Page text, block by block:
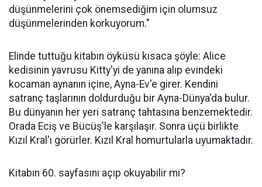
düşünmelerini çok önemsediğim için olumsuz
düşünmelerinden korkuyorum."
Elinde tuttuğu kitabın öyküsü kısaca şöyle: Alice
kedisinin yavrusu Kitty'yi de yanına alıp evindeki
kocaman aynanın içine, Ayna-Ev'e girer. Kendini
satranç taşlarının doldurduğu bir Ayna-Dünya'da bulur.
Bu dünyanın her yeri satranç tahtasına benzemektedir.
Orada Eciş ve Bücüş'le karşılaşır. Sonra üçü birlikte
Kızıl Kral'ı görürler. Kızıl Kral homurtularla uyumaktadır.
Kitabın 60. sayfasını açıp okuyabilir mi?